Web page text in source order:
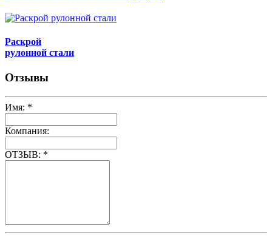
Раскрой
рулонной стали
Отзывы
Имя: *
Компания:
ОТЗЫВ: *